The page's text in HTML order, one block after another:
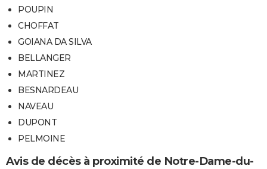
POUPIN
CHOFFAT
GOIANA DA SILVA
BELLANGER
MARTINEZ
BESNARDEAU
NAVEAU
DUPONT
PELMOINE
Avis de décès à proximité de Notre-Dame-du-